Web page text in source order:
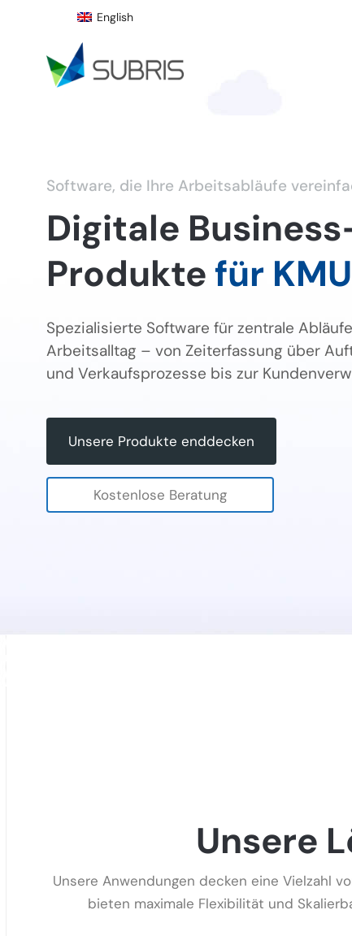
English
Software, die Ihre Arbeitsabläufe
Digitale
Produktefür KMU
Spezialisierte Software für zentrale
Arbeitsalltag – von Zeiterfassung über
und Verkaufsprozesse bis zur
Unsere Produkte enddecken
Kostenlose Beratung
Unsere
Unsere Anwendungen decken eine Vielzahl
bieten maximale Flexibilität und